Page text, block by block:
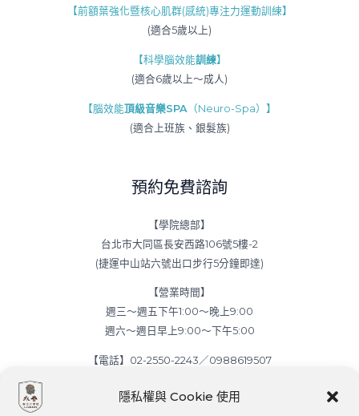
隱私權與 Cookie 使用
【前額葉強化暨核心肌群(感統)專注力運動訓練】
(適合5歲以上)
【科學腦效能訓練】
(適合6歲以上～成人)
【腦效能頂級音樂SPA （Neuro-Spa）】
(適合上班族、銀髮族)
預約免費諮詢
【學院總部】
台北市大同區長安西路106號5樓-2
(捷運中山站六號出口步行5分鐘即達)
【營業時間】
週三～週五下午1:00～晚上9:00
週六～週日早上9:00～下午5:00
【電話】02-2550-2243／0988619507
【E-mail】everspring.foundation@gmail.com